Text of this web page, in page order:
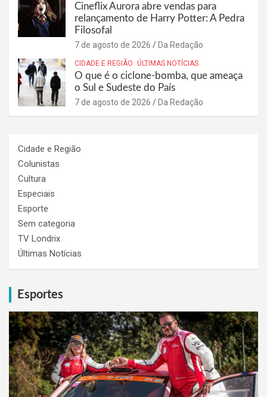
Cineflix Aurora abre vendas para
relançamento de Harry Potter: A Pedra
Filosofal
7 de agosto de 2026 Da Redação
CIDADE E REGIÃO ÚLTIMAS NOTÍCIAS
O que é o ciclone-bomba, que ameaça
o Sul e Sudeste do País
7 de agosto de 2026 Da Redação
Cidade e Região
Colunistas
Cultura
Especiais
Esporte
Sem categoria
TV Londrix
Últimas Notícias
Esportes